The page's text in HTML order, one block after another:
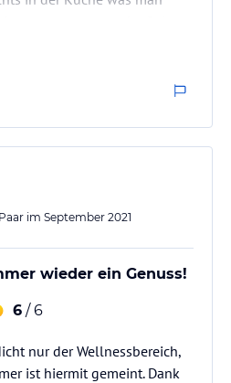
Kaffee gab es auch
der Nacht angereist und der
gesagt dass die Tiefgarage
kann. Außerdem sollte
im September 2021
wieder ein Genuss!
6 / 6
nur der Wellnessbereich,
ist hiermit gemeint. Dank